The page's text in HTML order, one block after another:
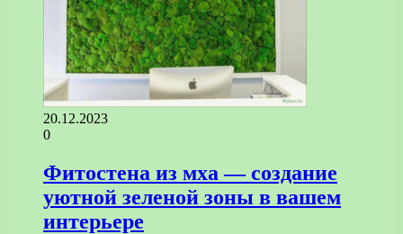
20.12.2023
0
Фитостена из мха — создание
уютной зеленой зоны в вашем
интерьере